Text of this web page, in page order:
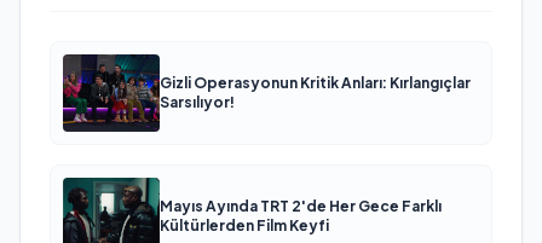
Gizli Operasyonun Kritik Anları: Kırlangıçlar
Sarsılıyor!
Mayıs Ayında TRT 2'de Her Gece Farklı
Kültürlerden Film Keyfi